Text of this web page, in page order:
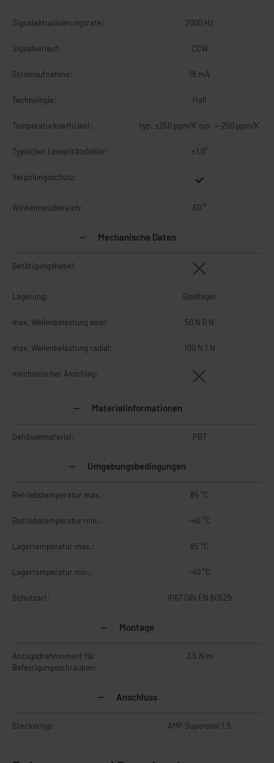
Signalaktualisierungsrate: 2000 Hz
Signalverlauf: CCW
Stromaufnahme: 18 mA
Technologie: Hall
Temperaturkoeffizient: typ. ±250 ppm/K typ. +-250 ppm/K
Typischer Linearitätsfehler: ±1,0°
Verpolungsschutz:
Winkelmessbereich: 60 °
Mechanische Daten
Betätigungshebel:
Lagerung: Gleitlager
max. Wellenbelastung axial: 50 N 0 N
max. Wellenbelastung radial: 100 N 1 N
mechanischer Anschlag:
Materialinformationen
Gehäusematerial: PBT
Umgebungsbedingungen
Betriebstemperatur max.: 85 °C
Betriebstemperatur min.: -40 °C
Lagertemperatur max.: 85 °C
Lagertemperatur min.: -40 °C
Schutzart: IP67 DIN EN 60529
Montage
Anzugsdrehmoment für
Befestigungsschrauben:
2,5 N m
Anschluss
Steckertyp: AMP Superseal 1.5